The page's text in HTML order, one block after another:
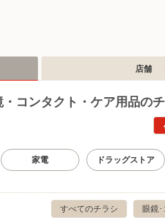
店舗
コンタクト・ケア用品の
家電 ドラッグストア
眼鏡･
すべてのチラシ